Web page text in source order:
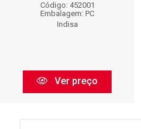
Código: 452001
Embalagem: PC
Indisa
Ver preço